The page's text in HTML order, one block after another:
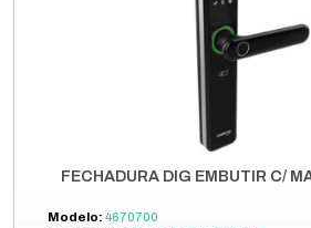
FECHADURA DIG EMBUTIR C/
Modelo: 4670700